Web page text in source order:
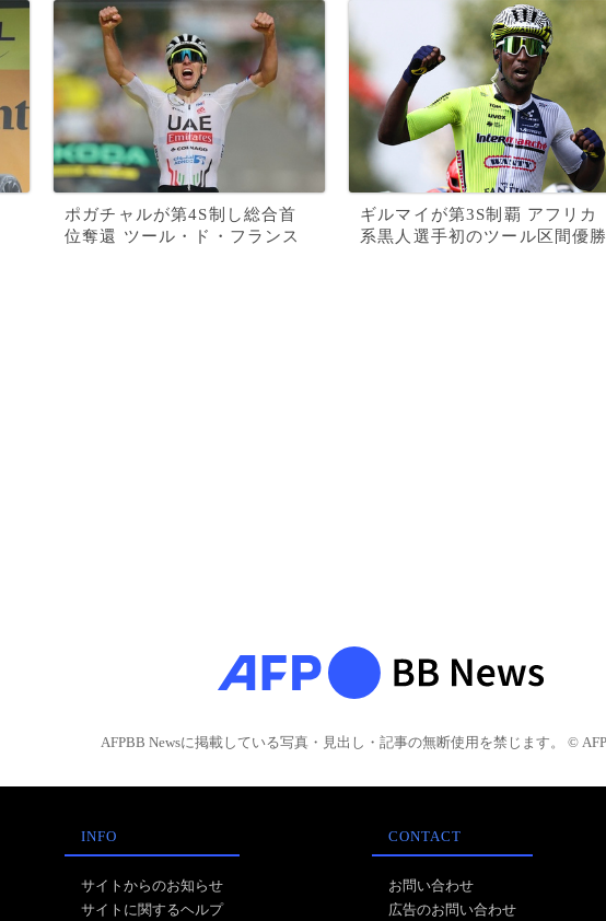
ポガチャルが第4S制し総合首
位奪還 ツール・ド・フランス
ギルマイが第3S制覇 アフリカ
系黒人選手初のツール区間優勝
AFPBB Newsに掲載している写真・見出し・記事の無断使用を禁じます。 ©
INFO
サイトからのお知らせ
サイトに関するヘルプ
CONTACT
お問い合わせ
広告のお問い合わせ